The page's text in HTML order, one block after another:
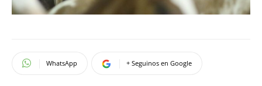
WhatsApp + Seguinos en Google